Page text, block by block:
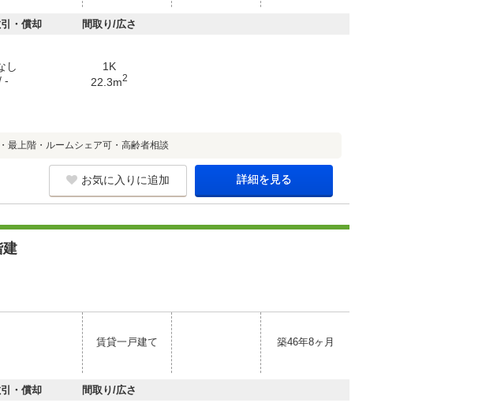
・償却 間取り/広さ
し
-
1K
22.3m2
最上階・ルームシェア可・高齢者相談
お気に入りに追加 詳細を見る
建
賃貸一戸建て 築46年8ヶ月
・償却 間取り/広さ